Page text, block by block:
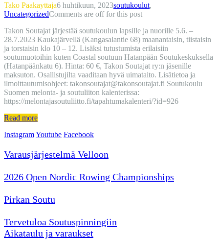
Tako Paakayttaja6 huhtikuun, 2023soutukoulut,
UncategorizedComments are off for this post
Takon Soutajat järjestää soutukoulun lapsille ja nuorille 5.6. –
28.7.2023 Kaukajärvellä (Kangasalantie 68) maanantaisin, tiistaisin
ja torstaisin klo 10 – 12. Lisäksi tutustumista erilaisiin
soutumuotoihin kuten Coastal soutuun Hatanpään Soutukeskuksella
(Hatanpäänkatu 6). Hinta: 60 €, Takon Soutajat ry:n jäsenille
maksuton. Osallistujilta vaaditaan hyvä uimataito. Lisätietoa ja
ilmoittautumisohjeet: takonsoutajat@takonsoutajat.fi Soutukoulu
Suomen melonta- ja soutuliiton kalenterissa:
https://melontajasoutuliitto.fi/tapahtumakalenteri/?id=926
Read more
InstagramYoutube Facebook
Varausjärjestelmä Velloon
2026 Open Nordic Rowing Championships
Pirkan Soutu
Tervetuloa Soutuspinningiin
Aikataulu ja varaukset